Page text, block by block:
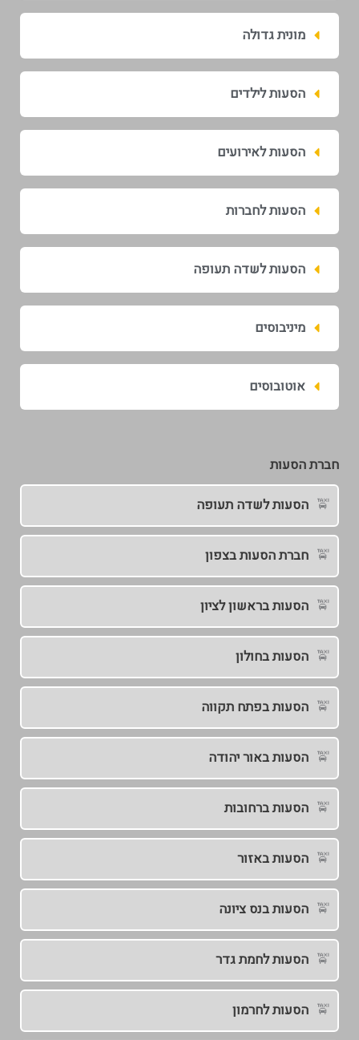
מונית גדולה
הסעות לילדים
הסעות לאירועים
הסעות לחברות
הסעות לשדה תעופה
מיניבוסים
אוטובוסים
חברת הסעות
הסעות לשדה תעופה
חברת הסעות בצפון
הסעות בראשון לציון
הסעות בחולון
הסעות בפתח תקווה
הסעות באור יהודה
הסעות ברחובות
הסעות באזור
הסעות בנס ציונה
הסעות לחמת גדר
הסעות לחרמון